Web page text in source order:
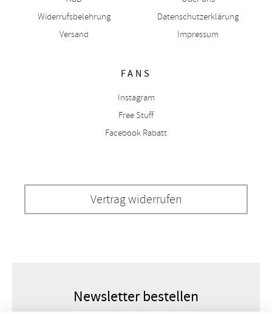
Widerrufsbelehrung
Versand
Datenschutzerklärung
Impressum
FANS
Instagram
Free Stuff
Facebook Rabatt
Vertrag widerrufen
Newsletter bestellen